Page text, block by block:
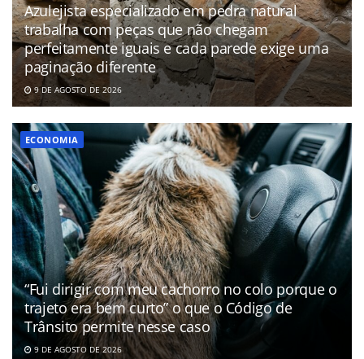
Azulejista especializado em pedra natural
trabalha com peças que não chegam
perfeitamente iguais e cada parede exige uma
paginação diferente
9 DE AGOSTO DE 2026
ECONOMIA
“Fui dirigir com meu cachorro no colo porque o
trajeto era bem curto” o que o Código de
Trânsito permite nesse caso
9 DE AGOSTO DE 2026